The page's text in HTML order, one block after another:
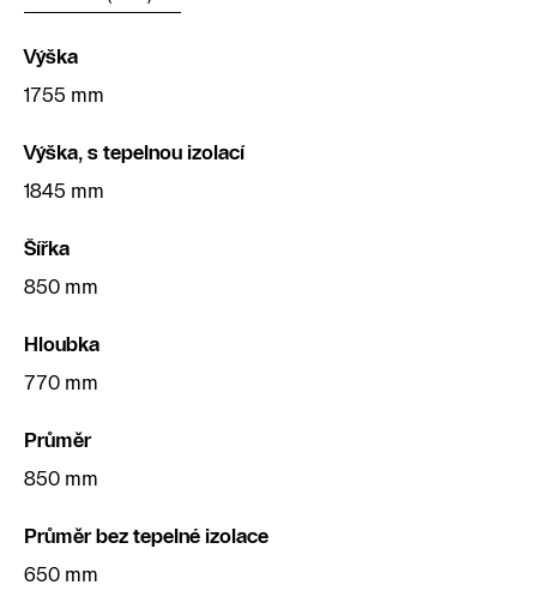
Výška
1755 mm
Výška, s tepelnou izolací
1845 mm
Šířka
850 mm
Hloubka
770 mm
Průměr
850 mm
Průměr bez tepelné izolace
650 mm